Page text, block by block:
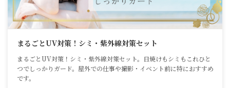
まるごとUV対策！シミ・紫外線対策セット
まるごとUV対策！シミ・紫外線対策セット。日焼けもシミもこれひと
つでしっかりガード。屋外での仕事や撮影・イベント前に特におすすめ
です。